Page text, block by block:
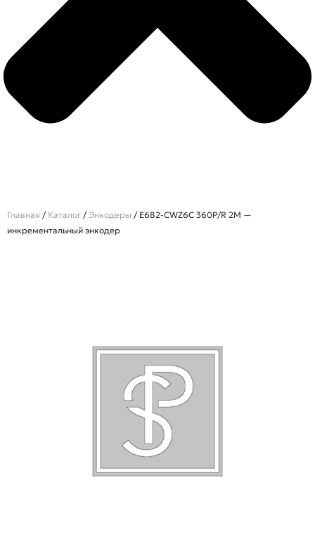
Главная / Каталог / Энкодеры / E6B2-CWZ6C 360P/R 2M —
инкрементальный энкодер